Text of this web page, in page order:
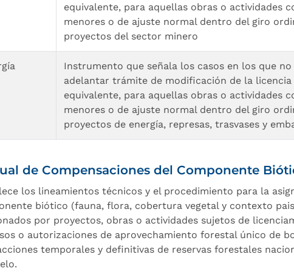
equivalente, para aquellas obras o actividades
menores o de ajuste normal dentro del giro
proyectos del sector minero
Instrumento que señala los casos en los que
adelantar trámite de modificación de la licencia
equivalente, para aquellas obras o actividades
menores o de ajuste normal dentro del giro
proyectos de energía, represas, trasvases y
de Compensaciones del Componente
los lineamientos técnicos y el procedimiento para la
biótico (fauna, flora, cobertura vegetal y contexto
por proyectos, obras o actividades sujetos de
o autorizaciones de aprovechamiento forestal único de
temporales y definitivas de reservas forestales